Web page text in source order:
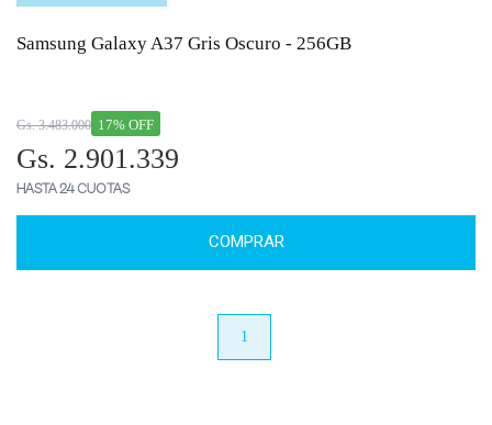
Samsung Galaxy A37 Gris Oscuro - 256GB
17% OFF
Gs. 3.483.000
Gs. 2.901.339
HASTA 24 CUOTAS
COMPRAR
1